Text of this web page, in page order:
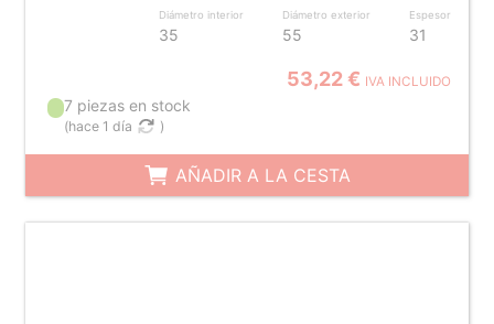
Diámetro interior
35
Diámetro exterior
55
Espesor
31
53,22 € IVA INCLUIDO
7 piezas en stock
(hace 1 día )
AÑADIR A LA CESTA